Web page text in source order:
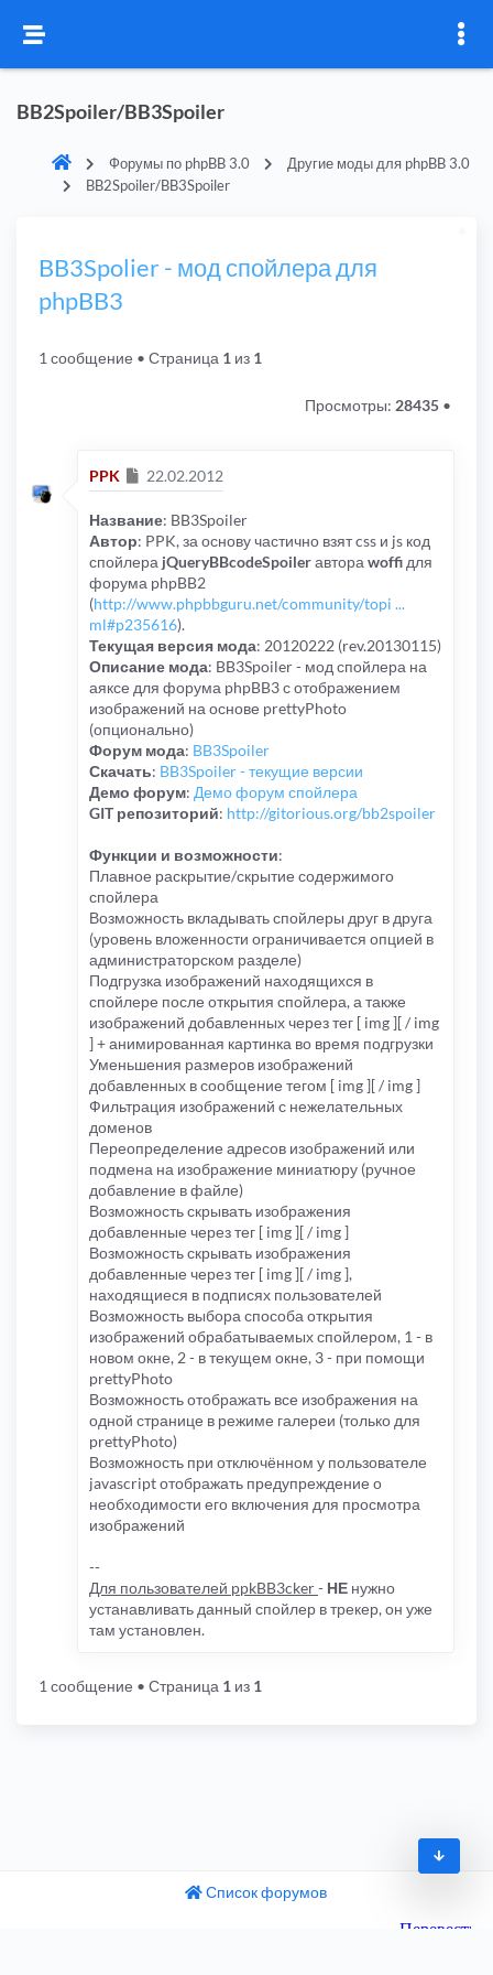
BB2Spoiler/BB3Spoiler
Форумы по phpBB 3.0
Другие моды для phpBB 3.0
BB2Spoiler/BB3Spoiler
BB3Spolier - мод спойлера для
phpBB3
1 сообщение • Страница 1 из 1
Просмотры: 28435 •
PPK Сообщение
22.02.2012
Название: BB3Spoiler
Автор: PPK, за основу частично взят css и js код
спойлера jQueryBBcodeSpoilerавтора woffi для
форума phpBB2
(http://www.phpbbguru.net/community/topi ...
ml#p235616).
Текущая версия мода: 20120222 (rev.20130115)
Описание мода: BB3Spoiler - мод спойлера на
аяксе для форума phpBB3 с отображением
изображений на основе prettyPhoto
(опционально)
Форум мода: BB3Spoiler
Скачать: BB3Spoiler - текущие версии
Демо форум: Демо форум спойлера
GIT репозиторий: http://gitorious.org/bb2spoiler
Функции и возможности:
Плавное раскрытие/скрытие содержимого
спойлера
Возможность вкладывать спойлеры друг в друга
(уровень вложенности ограничивается опцией в
администраторском разделе)
Подгрузка изображений находящихся в
спойлере после открытия спойлера, а также
изображений добавленных через тег [ img ][ / img
] + анимированная картинка во время подгрузки
Уменьшения размеров изображений
добавленных в сообщение тегом [ img ][ / img ]
Фильтрация изображений с нежелательных
доменов
Переопределение адресов изображений или
подмена на изображение миниатюру (ручное
добавление в файле)
Возможность скрывать изображения
добавленные через тег [ img ][ / img ]
Возможность скрывать изображения
добавленные через тег [ img ][ / img ],
находящиеся в подписях пользователей
Возможность выбора способа открытия
изображений обрабатываемых спойлером, 1 - в
новом окне, 2 - в текущем окне, 3 - при помощи
prettyPhoto
Возможность отображать все изображения на
одной странице в режиме галереи (только для
prettyPhoto)
Возможность при отключённом у пользователе
javascript отображать предупреждение о
необходимости его включения для просмотра
изображений
--
Для пользователей ppkBB3cker- НЕ нужно
устанавливать данный спойлер в трекер, он уже
там установлен.
1 сообщение • Страница 1 из 1
Список форумов